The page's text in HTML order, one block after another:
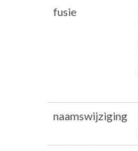
fusie
naamswijziging